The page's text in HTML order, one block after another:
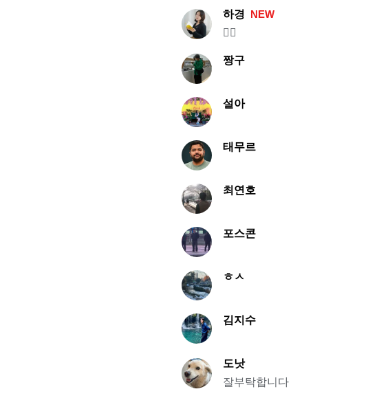
하경 NEW
✍🏻
짱구
설아
태무르
최연호
포스콘
ㅎㅅ
김지수
도낫
잘부탁합니다